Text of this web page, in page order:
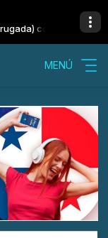
con Dj. NuN
MENÚ